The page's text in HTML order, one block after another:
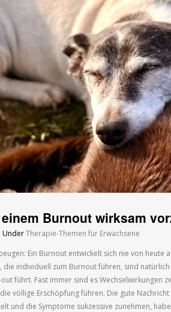
Burnout wirksam
UnderTherapie-Themen für Erwachsene
Ein Burnout entwickelt sich nie von heute
die individuell zum Burnout führen, sind
führt. Fast immer sind es Wechselwirkungen
völlige Erschöpfung führen. Die gute
und die Symptome sukzessive zunehmen,